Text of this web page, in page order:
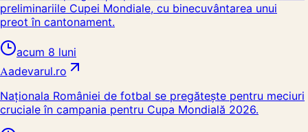
preliminariile Cupei Mondiale, cu binecuvântarea unui
preot în cantonament.
acum 8 luni
Aadevarul.ro
Naționala României de fotbal se pregătește pentru meciuri
cruciale în campania pentru Cupa Mondială 2026.